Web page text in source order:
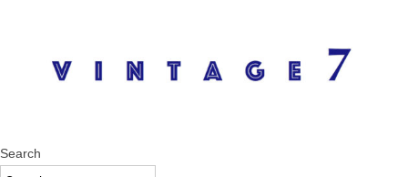
Search